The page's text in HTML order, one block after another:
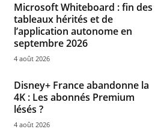
Microsoft Whiteboard : fin des
tableaux hérités et de
l’application autonome en
septembre 2026
4 août 2026
Disney+ France abandonne la
4K : Les abonnés Premium
lésés ?
4 août 2026